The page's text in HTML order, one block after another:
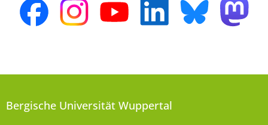
Bergische Universität Wuppertal